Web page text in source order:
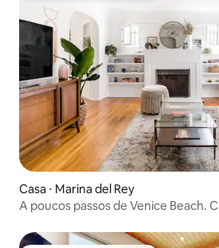
Casa ⋅ Marina del Rey
A poucos passos de Venice Beach.